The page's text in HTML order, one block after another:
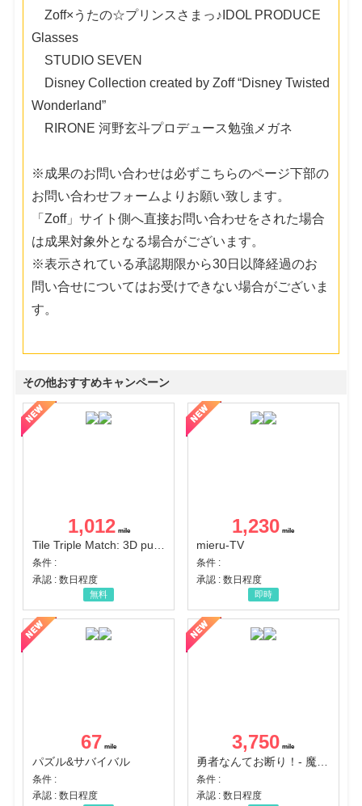
Zoff×うたの☆プリンスさまっ♪IDOL PRODUCE
Glasses
STUDIO SEVEN
Disney Collection created by Zoff “Disney Twisted
Wonderland”
RIRONE 河野玄斗プロデュース勉強メガネ
※成果のお問い合わせは必ずこちらのページ下部の
お問い合わせフォームよりお願い致します。
「Zoff」サイト側へ直接お問い合わせをされた場合
は成果対象外となる場合がございます。
※表示されている承認期限から30日以降経過のお
問い合せについてはお受けできない場合がございま
す。
その他おすすめキャンペーン
1,012
Tile Triple Match: 3D puzzle
条件 :
承認 : 数日程度
無料
1,230
mieru-TV
条件 :
承認 : 数日程度
即時
67
パズル&サバイバル
条件 :
承認 : 数日程度
3,750
条件 :
承認 : 数日程度